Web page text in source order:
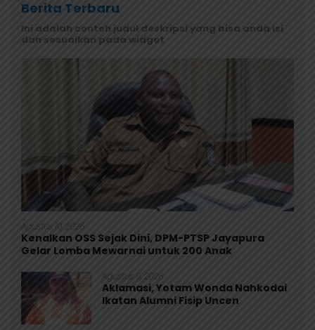
Berita Terbaru
Ini adalah contoh judul deskripsi yang bisa anda isi
dan sesuaikan pada widget
Agustus 10, 2026
Kenalkan OSS Sejak Dini, DPM-PTSP Jayapura
Gelar Lomba Mewarnai untuk 200 Anak
Agustus 9, 2026
Aklamasi, Yotam Wonda Nahkodai
Ikatan Alumni Fisip Uncen